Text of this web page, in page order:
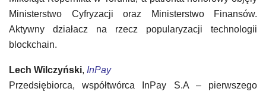
Ministerstwo Cyfryzacji oraz Ministerstwo Finansów.
Aktywny działacz na rzecz popularyzacji technologii
blockchain.
Lech Wilczyński, InPay
Przedsiębiorca, współtwórca InPay S.A – pierwszego